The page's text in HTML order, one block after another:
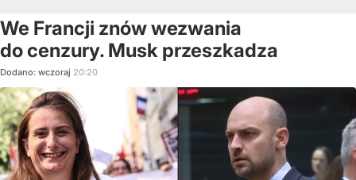
We Francji znów wezwania
do cenzury. Musk przeszkadza
Dodano: wczoraj 20:20